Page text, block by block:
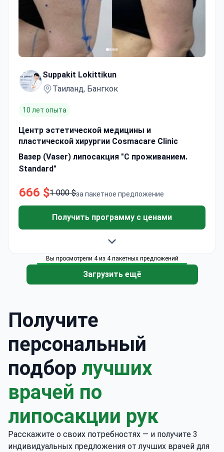
Suppakit Lokittikun
Таиланд, Бангкок
10 лет опыта
Центр эстетической медицины и
пластической хирургии Cosmacare Clinic
Вазер (Vaser) липосакция "С проживанием.
Standard"
за пакетное предложение
1 000 $
666 $
Получить программу с ценами
Вы просмотрели 4 из 4 пакетных предложений
Загрузить ещё
Получите
персональный
подбор лучших
врачей по
липосакции рук
Расскажите о своих потребностях — и получите 3
индивидуальных предложения от лучших врачей для